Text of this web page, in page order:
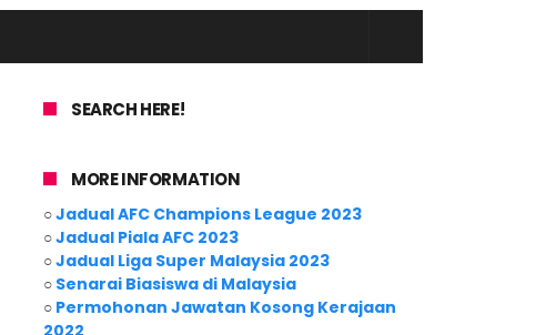
SEARCH HERE!
MORE INFORMATION
○Jadual AFC Champions League 2023
○Jadual Piala AFC 2023
○Jadual Liga Super Malaysia 2023
○ Senarai Biasiswa di Malaysia
○ Permohonan Jawatan Kosong Kerajaan
2022